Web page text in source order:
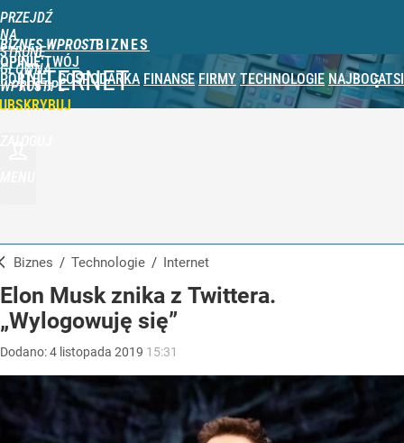
PRZEJDŹ
NA
STRONĘ
GŁÓWNĄ
WPROST.PL
BIZNES WPROST
OPINIE TWÓJ
PORTFEL GOSPODARKA FINANSE FIRMY TECHNOLOGIE NAJBOGATSI
INTERNET
Biznes / Technologie / Internet
Elon Musk znika z Twittera.
„Wylogowuję się”
Dodano:4 listopada 2019 15:31